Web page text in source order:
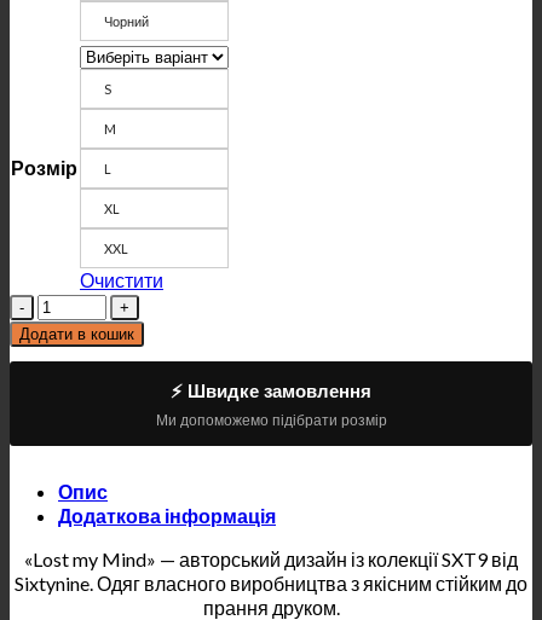
Чорний
Розмір
S
M
L
XL
XXL
Очистити
Кількість
Додати в кошик
⚡ Швидке замовлення
Ми допоможемо підібрати розмір
Опис
Додаткова інформація
«Lost my Mind» — авторський дизайн із колекції SXT9 від
Sixtynine. Одяг власного виробництва з якісним стійким до
прання друком.